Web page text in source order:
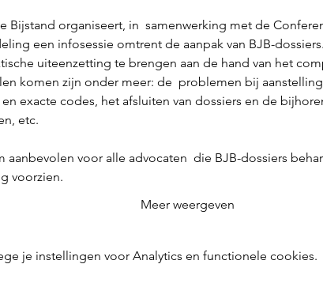
Bijstand organiseert, in  samenwerking met de
een infosessie omtrent de aanpak van BJB-dossiers.
uiteenzetting te brengen aan de hand van het
komen zijn onder meer: de  problemen bij
exacte codes, het afsluiten van dossiers en de
etc.
aanbevolen voor alle advocaten  die BJB-dossiers
voorzien.
Meer weergeven
je instellingen voor Analytics en functionele cookies.